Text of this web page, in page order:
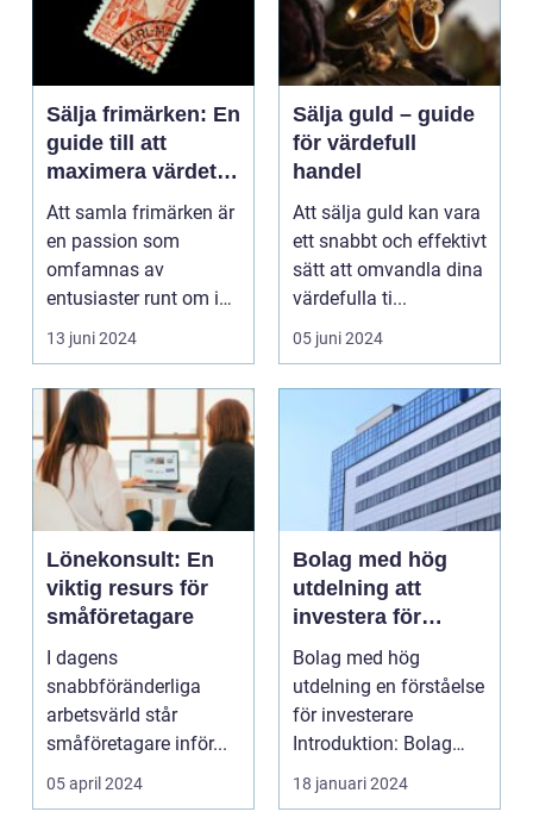
Sälja frimärken: En
guide till att
maximera värdet
på din samling
Att samla frimärken är
en passion som
omfamnas av
entusiaster runt om i
världen. F&ou...
13 juni 2024
Sälja guld – guide
för värdefull
handel
Att sälja guld kan vara
ett snabbt och effektivt
sätt att omvandla dina
värdefulla ti...
05 juni 2024
Lönekonsult: En
viktig resurs för
småföretagare
I dagens
snabbföränderliga
arbetsvärld står
småföretagare inför...
05 april 2024
Bolag med hög
utdelning att
investera för
långsiktig
avkastning
Bolag med hög
utdelning en förståelse
för investerare
Introduktion: Bolag
med hög utdelning har
lä...
18 januari 2024